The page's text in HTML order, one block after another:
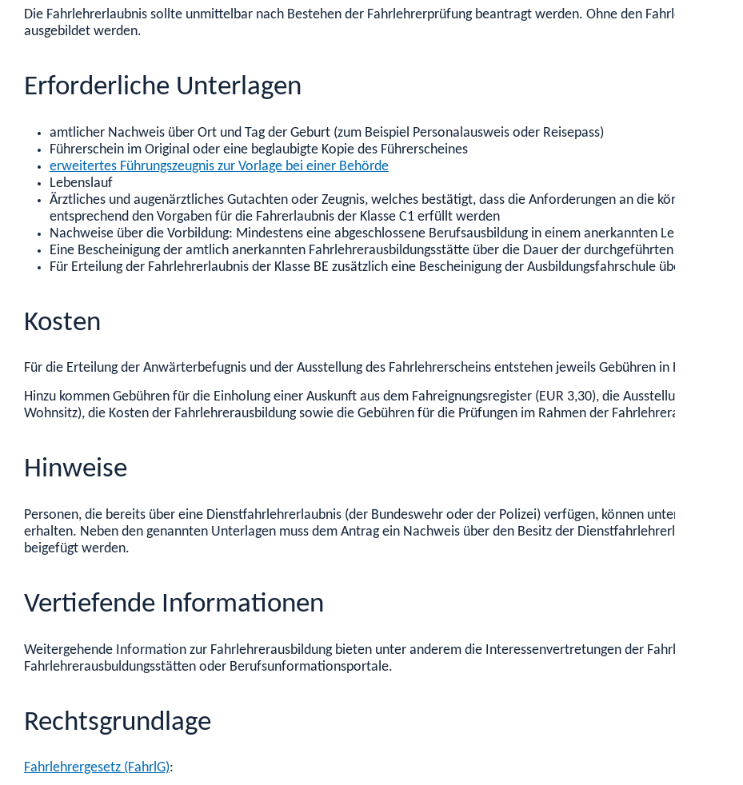
Die Fahrlehrerlaubnis sollte unmittelbar nach Bestehen der Fahrlehrerprüfung beantragt werden. Ohne den
ausgebildet werden.
Erforderliche Unterlagen
amtlicher Nachweis über Ort und Tag der Geburt (zum Beispiel Personalausweis oder Reisepass)
Führerschein im Original oder eine beglaubigte Kopie des Führerscheines
erweitertes Führungszeugnis zur Vorlage bei einer Behörde
Lebenslauf
Ärztliches und augenärztliches Gutachten oder Zeugnis, welches bestätigt, dass die Anforderungen an die körperliche
entsprechend den Vorgaben für die Fahrerlaubnis der Klasse C1 erfüllt werden
Nachweise über die Vorbildung: Mindestens eine abgeschlossene Berufsausbildung in einem anerkannten Lehrberuf
Eine Bescheinigung der amtlich anerkannten Fahrlehrerausbildungsstätte über die Dauer der durchgeführten Ausbildung.
Für Erteilung der Fahrlehrerlaubnis der Klasse BE zusätzlich eine Bescheinigung der Ausbildungsfahrschule über die
Kosten
Für die Erteilung der Anwärterbefugnis und der Ausstellung des Fahrlehrerscheins entstehen jeweils Gebühren in Höhe von
Hinzu kommen Gebühren für die Einholung einer Auskunft aus dem Fahreignungsregister (EUR 3,30), die Ausstellung des
Wohnsitz), die Kosten der Fahrlehrerausbildung sowie die Gebühren für die Prüfungen im Rahmen der Fahrlehrerausbildung.
Hinweise
Personen, die bereits über eine Dienstfahrlehrerlaubnis (der Bundeswehr oder der Polizei) verfügen, können unter
erhalten. Neben den genannten Unterlagen muss dem Antrag ein Nachweis über den Besitz der Dienstfahrlehrerlaubnis
beigefügt werden.
Vertiefende Informationen
Weitergehende Information zur Fahrlehrerausbildung bieten unter anderem die Interessenvertretungen der Fahrlehrer
Fahrlehrerausbuldungsstätten oder Berufsunformationsportale.
Rechtsgrundlage
Fahrlehrergesetz (FahrlG):